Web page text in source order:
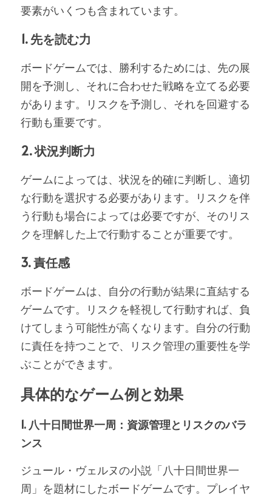
要素がいくつも含まれています。
1. 先を読む力
ボードゲームでは、勝利するためには、先の展
開を予測し、それに合わせた戦略を立てる必要
があります。リスクを予測し、それを回避する
行動も重要です。
2. 状況判断力
ゲームによっては、状況を的確に判断し、適切
な行動を選択する必要があります。リスクを伴
う行動も場合によっては必要ですが、そのリス
クを理解した上で行動することが重要です。
3. 責任感
ボードゲームは、自分の行動が結果に直結する
ゲームです。リスクを軽視して行動すれば、負
けてしまう可能性が高くなります。自分の行動
に責任を持つことで、リスク管理の重要性を学
ぶことができます。
具体的なゲーム例と効果
1. 八十日間世界一周：資源管理とリスクのバラ
ンス
ジュール・ヴェルヌの小説「八十日間世界一
周」を題材にしたボードゲームです。プレイヤ